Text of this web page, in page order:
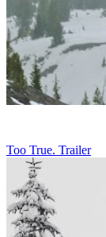
Too True. Trailer